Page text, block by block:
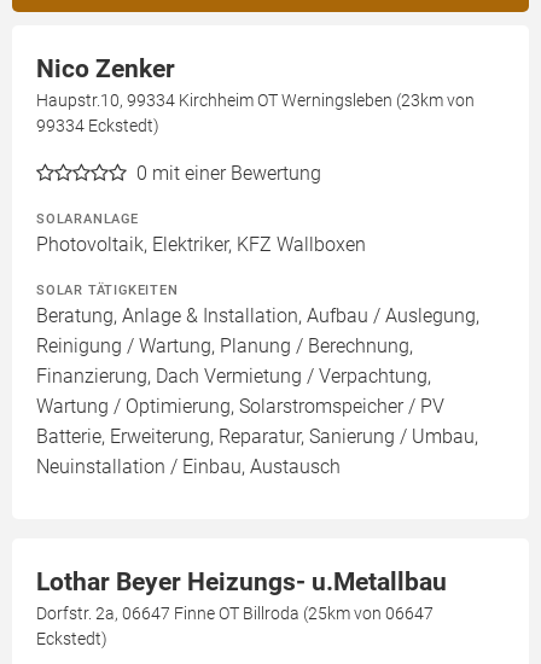
Nico Zenker
Haupstr.10, 99334 Kirchheim OT Werningsleben (23km von
99334 Eckstedt)
0 mit einer Bewertung
SOLARANLAGE
Photovoltaik, Elektriker, KFZ Wallboxen
SOLAR TÄTIGKEITEN
Beratung, Anlage & Installation, Aufbau / Auslegung,
Reinigung / Wartung, Planung / Berechnung,
Finanzierung, Dach Vermietung / Verpachtung,
Wartung / Optimierung, Solarstromspeicher / PV
Batterie, Erweiterung, Reparatur, Sanierung / Umbau,
Neuinstallation / Einbau, Austausch
Lothar Beyer Heizungs- u.Metallbau
Dorfstr. 2a, 06647 Finne OT Billroda (25km von 06647
Eckstedt)